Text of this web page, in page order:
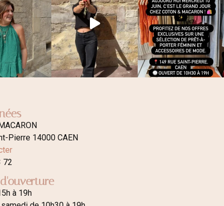
Pierre 14000 CAEN
72
à 19h